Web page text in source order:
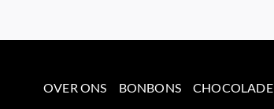
OVER ONS BONBONS CHOCOLADE